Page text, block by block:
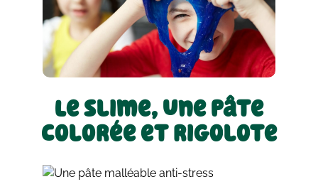
Le slime, une pâte
colorée et rigolote